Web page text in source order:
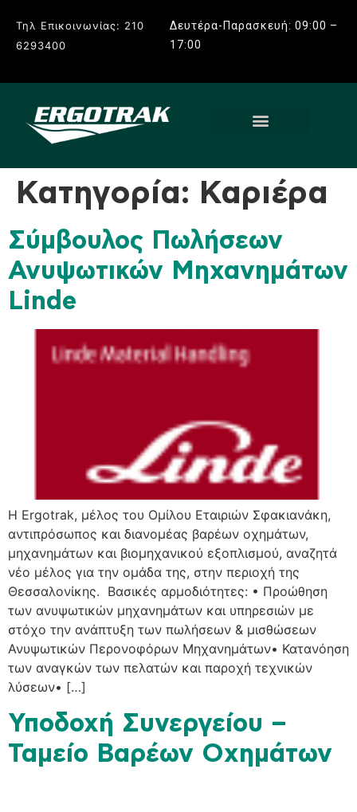
Τηλ Επικοινωνίας: 210
6293400
Δευτέρα-Παρασκευή: 09:00 –
17:00
Κατηγορία: Καριέρα
Σύμβουλος Πωλήσεων
Ανυψωτικών Μηχανημάτων
Linde
H Ergotrak, μέλος του Ομίλου Εταιριών Σφακιανάκη,
αντιπρόσωπος και διανομέας βαρέων οχημάτων,
μηχανημάτων και βιομηχανικού εξοπλισμού, αναζητά
νέο μέλος για την ομάδα της, στην περιοχή της
Θεσσαλονίκης. Βασικές αρμοδιότητες: • Προώθηση
των ανυψωτικών μηχανημάτων και υπηρεσιών με
στόχο την ανάπτυξη των πωλήσεων & μισθώσεων
Ανυψωτικών Περονοφόρων Μηχανημάτων• Κατανόηση
των αναγκών των πελατών και παροχή τεχνικών
λύσεων• […]
Υποδοχή Συνεργείου –
Ταμείο Βαρέων Οχημάτων